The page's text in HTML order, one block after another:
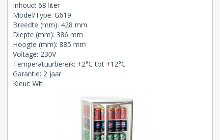
Inhoud: 68 liter
Model/Type: G619
Breedte (mm): 428 mm
Diepte (mm): 386 mm
Hoogte (mm): 885 mm
Voltage: 230V
Temperatuurbereik: +2°C tot +12°C
Garantie: 2 jaar
Kleur: Wit